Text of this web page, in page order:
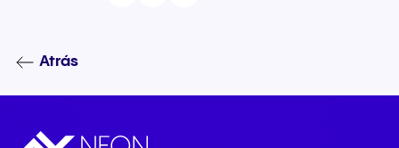
Atrás